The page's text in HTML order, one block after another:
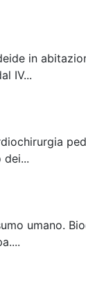
in
IV...
umano.